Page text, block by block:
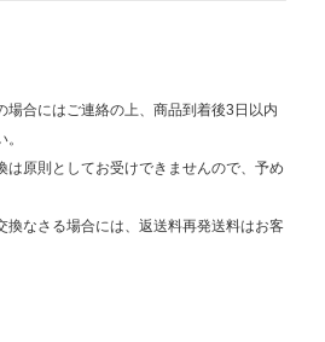
場合にはご連絡の上、商品到着後3日以内
は原則としてお受けできませんので、予め
換なさる場合には、返送料再発送料はお客